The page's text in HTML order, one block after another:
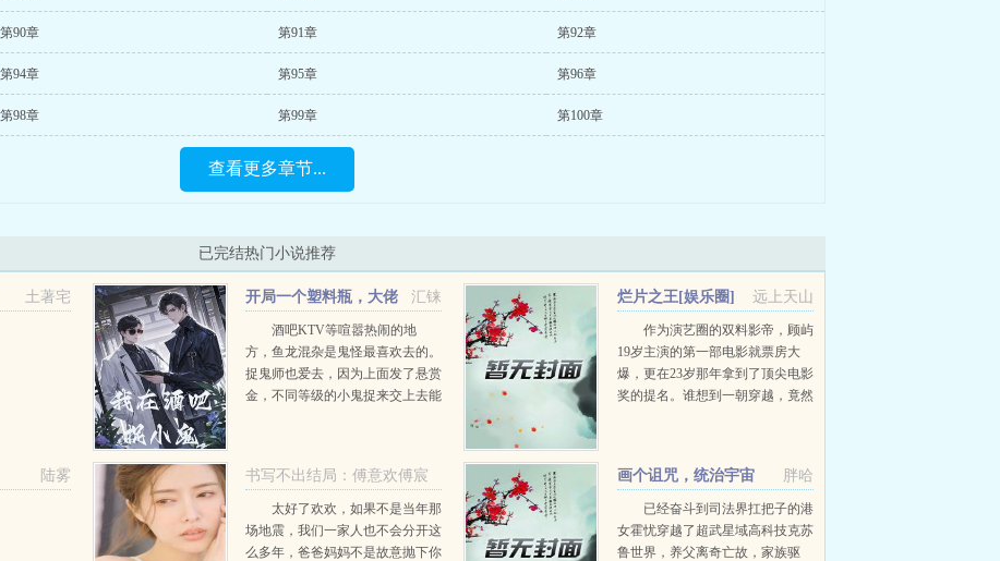
第90章 第91章 第92章
第94章 第95章 第96章
第98章 第99章 第100章
查看更多章节...
已完结热门小说推荐
土著宅 汇铼
开局一个塑料瓶，大佬
天天带我飞
酒吧KTV等喧嚣热闹的地
方，鱼龙混杂是鬼怪最喜欢去的。
捉鬼师也爱去，因为上面发了悬赏
金，不同等级的小鬼捉来交上去能
自由职业，可以挣一笔钱玩儿好...
远上天山
烂片之王[娱乐圈]
作为演艺圈的双料影帝，顾屿
19岁主演的第一部电影就票房大
爆，更在23岁那年拿到了顶尖电影
奖的提名。谁想到一朝穿越，竟然
评...
陆雾
书写不出结局：傅意欢傅宸
深结局+番外
傅意欢傅宸深
太好了欢欢，如果不是当年那
场地震，我们一家人也不会分开这
么多年，爸爸妈妈不是故意抛下你
胖哈
画个诅咒，统治宇宙
已经奋斗到司法界扛把子的港
女霍忧穿越了超武星域高科技克苏
鲁世界，养父离奇亡故，家族驱